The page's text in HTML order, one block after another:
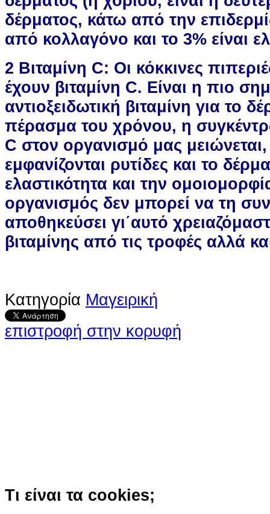
δέρματος, κάτω από την
από κολλαγόνο και το 3% είναι
2 Βιταμίνη C: Οι κόκκινες
έχουν βιταμίνη C. Είναι η πιο
αντιοξειδωτική βιταμίνη για το
πέρασμα του χρόνου, η
C στον οργανισμό μας
εμφανίζονται ρυτίδες και το
ελαστικότητα και την
οργανισμός δεν μπορεί να τη
αποθηκεύσει γι΄αυτό
βιταμίνης από τις τροφές αλλά
Κατηγορία Μαγειρική
επιστροφή στην κορυφή
Τι είναι τα cookies;